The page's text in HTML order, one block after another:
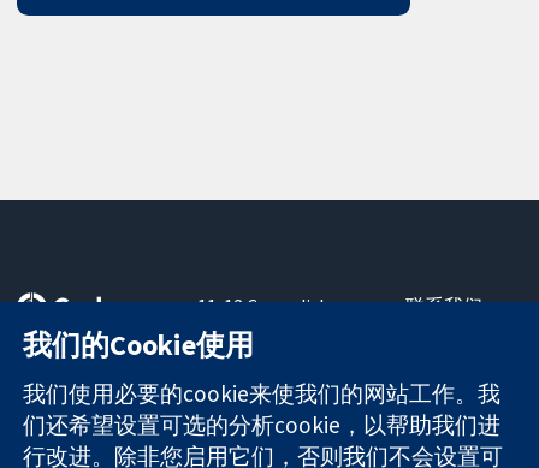
可信任的证据
知情决定
更完善的医疗健
康
11-13 Cavendish
Square
London
W1G 0AN
United Kingdom
联系我们
关于我们
工作机会
Cochrane
我们的Cookie使用
我们使用必要的cookie来使我们的网站工作。我
们还希望设置可选的分析cookie，以帮助我们进
行改进。除非您启用它们，否则我们不会设置可